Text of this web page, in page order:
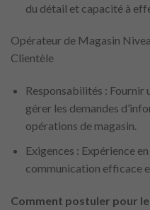
du détail et capacité à
Opérateur de Magasin
Clientèle
Responsabilités : Fournir
gérer les demandes
opérations de magasin.
Exigences : Expérience
communication efficace
Comment postuler pour